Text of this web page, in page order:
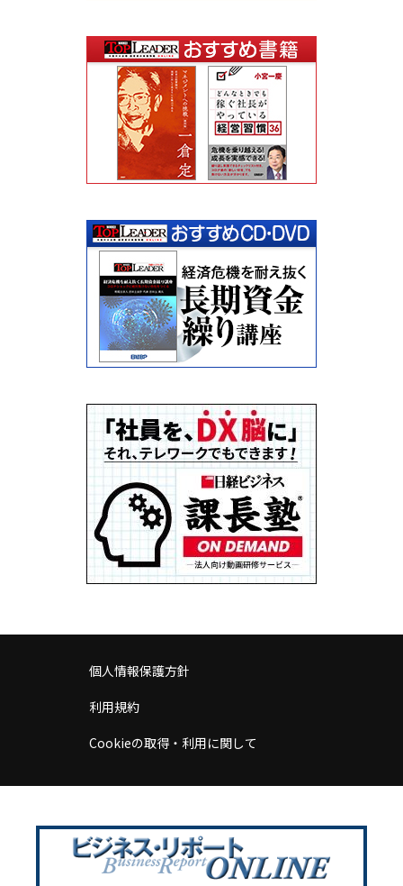
個人情報保護方針
利用規約
Cookieの取得・利用に関して